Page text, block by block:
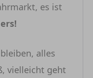
es ist
alles
vielleicht geht